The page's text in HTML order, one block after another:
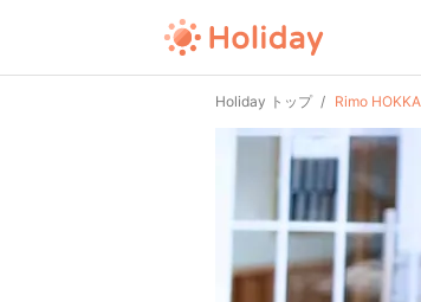
Holiday トップ Rimo